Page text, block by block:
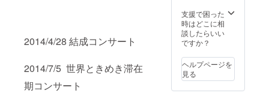
2014/4/28 結成コンサート
2014/7/5 世界ときめき滞在
期コンサート
相談の
上で決
定いた
しま
備考欄
（必
須）に
どのよ
支援で困った
時はどこに相
談したらいい
ですか？
ヘルプページを
見る